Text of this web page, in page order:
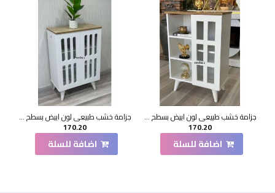
جزامة خشب طبيعي لون ابيض بسطح بيج1 باب 60*33*90 سم
170.20
اضافة للسلة
جزامة خشب طبيعي لون ابيض بسطح بيج2 باب 60*33*90 سم
170.20
اضافة للسلة